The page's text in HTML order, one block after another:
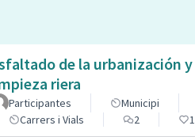
de la urbanización y
riera
Participantes
Municipi
Carrers i Vials
2 1